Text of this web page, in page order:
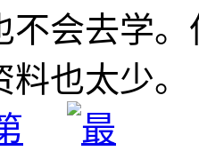
不会去学
也太少。